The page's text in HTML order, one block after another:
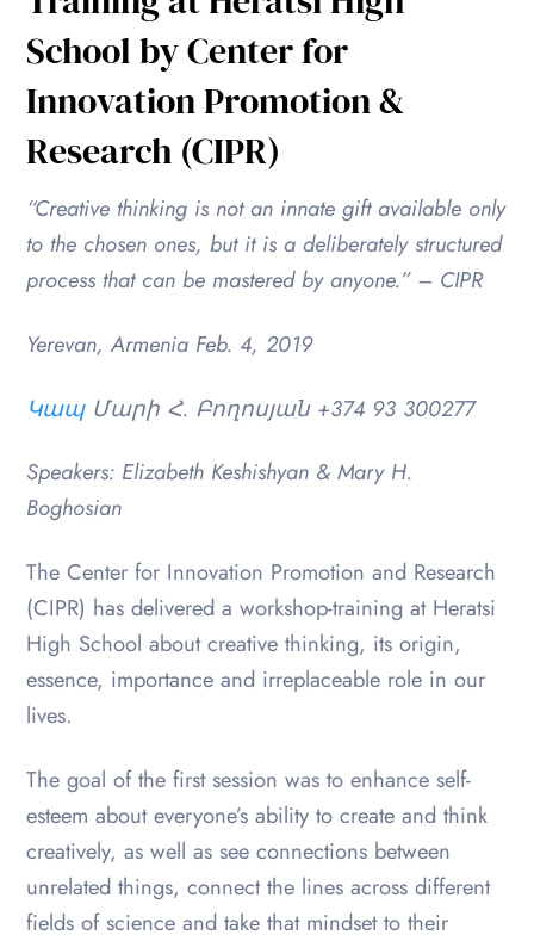
School by Center for
Innovation Promotion &
Research (CIPR)
“Creative thinking is not an innate gift available only
to the chosen ones, but it is a deliberately structured
process that can be mastered by anyone.” – CIPR
Yerevan, Armenia Feb. 4, 2019
ԿապՄարի Հ. Բողոսյան +374 93 300277
Speakers: Elizabeth Keshishyan & Mary H.
Boghosian
The Center for Innovation Promotion and Research
(CIPR) has delivered a workshop-training at Heratsi
High School about creative thinking, its origin,
essence, importance and irreplaceable role in our
lives.
The goal of the first session was to enhance self-
esteem about everyone’s ability to create and think
creatively, as well as see connections between
unrelated things, connect the lines across different
fields of science and take that mindset to their